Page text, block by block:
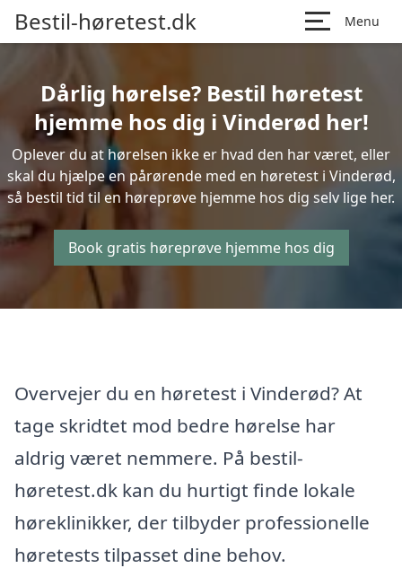
Bestil-høretest.dk Menu
Dårlig hørelse? Bestil høretest
hjemme hos dig i Vinderød her!
Oplever du at hørelsen ikke er hvad den har været, eller
skal du hjælpe en pårørende med en høretest i Vinderød,
så bestil tid til en høreprøve hjemme hos dig selv lige her.
Book gratis høreprøve hjemme hos dig
Overvejer du en høretest i Vinderød? At
tage skridtet mod bedre hørelse har
aldrig været nemmere. På bestil-
høretest.dk kan du hurtigt finde lokale
høreklinikker, der tilbyder professionelle
høretests tilpasset dine behov.